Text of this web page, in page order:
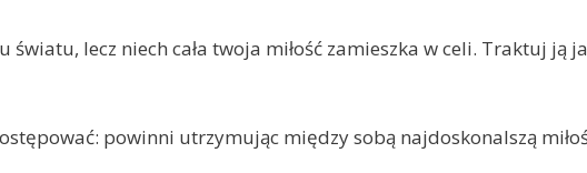
światu, lecz niech cała twoja miłość zamieszka w celi. Traktuj
powinni utrzymując między sobą najdoskonalszą